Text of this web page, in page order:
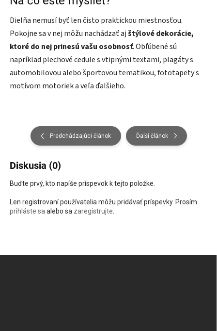
Dielňa nemusí byť len čisto praktickou miestnosťou.
Pokojne sa v nej môžu nachádzať ajštýlové dekorácie,
ktoré do nej prinesú vašu osobnosť. Obľúbené sú
napríklad plechové cedule s vtipnými textami, plagáty s
automobilovou alebo športovou tematikou, fototapety s
motívom motoriek a veľa ďalšieho.
Predchádzajúci článok Ďalší článok
Diskusia (0)
Buďte prvý, kto napíše príspevok k tejto položke.
Len registrovaní používatelia môžu pridávať príspevky. Prosím
prihláste sa alebo sa zaregistrujte